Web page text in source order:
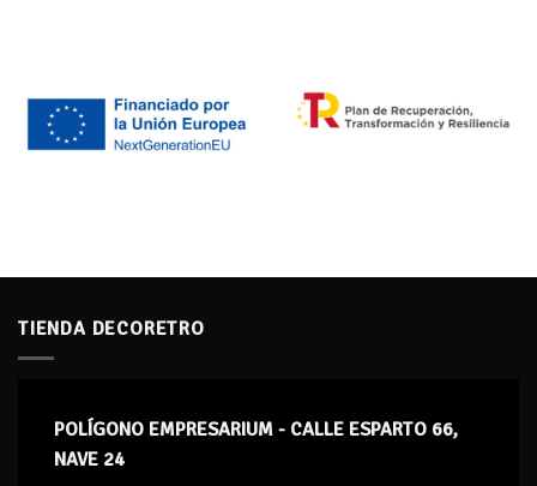
TIENDA DECORETRO
POLÍGONO EMPRESARIUM - CALLE ESPARTO 66,
NAVE 24